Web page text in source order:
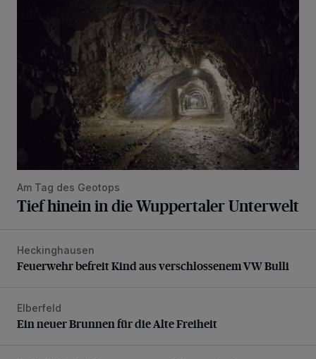
Am Tag des Geotops
Tief hinein in die Wuppertaler Unterwelt
Feuerwehr befreit Kind aus verschlossenem VW Bulli
Heckinghausen
Feuerwehr befreit Kind aus verschlossenem VW Bulli
Ein neuer Brunnen für die Alte Freiheit
Elberfeld
Ein neuer Brunnen für die Alte Freiheit